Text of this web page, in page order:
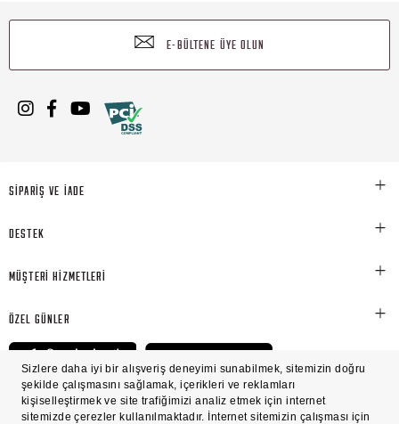
E-BÜLTENE ÜYE OLUN
SİPARİŞ VE İADE
DESTEK
MÜŞTERİ HİZMETLERİ
ÖZEL GÜNLER
© Victoria's Secret Shaya Mağazacılık A.Ş. Franchise lisansı aracılığıyla işletilen ticari